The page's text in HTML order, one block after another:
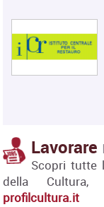
Lavorare
Scopri tutte
della Cultura,
profilcultura.it